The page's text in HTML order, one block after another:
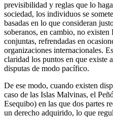
previsibilidad y reglas que lo
sociedad, los individuos se
basadas en lo que consideran
soberanos, en cambio, no
conjuntas, refrendadas en
organizaciones internacionales.
claridad los puntos en que existe
disputas de modo pacífico.
De ese modo, cuando existen
caso de las Islas Malvinas, el
Esequibo) en las que dos partes
un derecho adquirido, lo que